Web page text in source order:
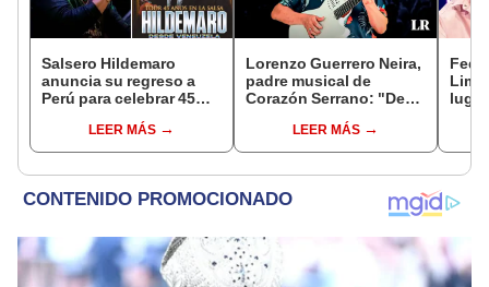
Salsero Hildemaro
anuncia su regreso a
Perú para celebrar 45
musical: "Los espero
para cantar con todos
LEER MÁS
Lorenzo Guerrero Neira,
padre musical de
Corazón Serrano: "De
acierta en una, pero eso
es la perseverancia"
LEER MÁS
Lima